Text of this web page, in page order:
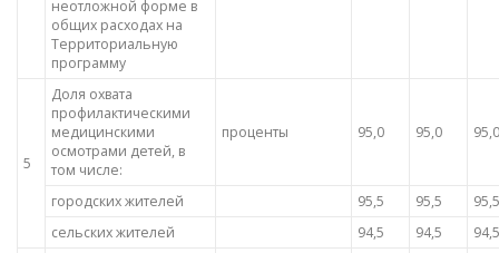
неотложной форме в
общих расходах на
Территориальную
программу
5
Доля охвата
профилактическими
медицинскими
осмотрами детей, в
том числе:
проценты 95,0 95,0 95,0
городских жителей 95,5 95,5
95,5
сельских жителей
94,5 94,5 94,5